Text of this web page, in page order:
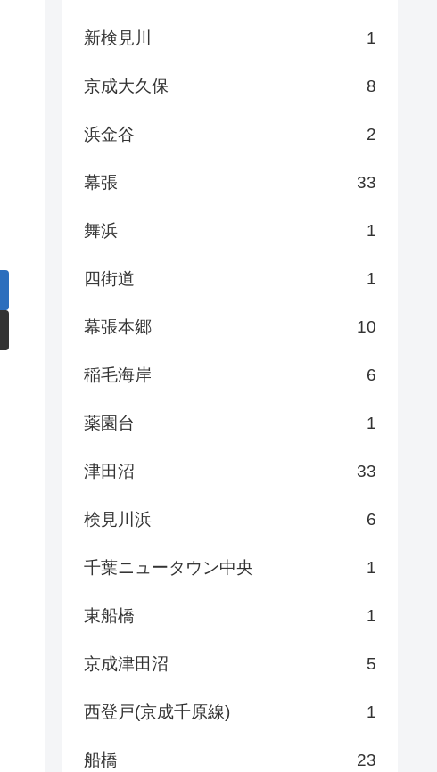
新検見川 1
京成大久保 8
浜金谷 2
幕張 33
舞浜 1
四街道 1
幕張本郷 10
稲毛海岸 6
薬園台 1
津田沼 33
検見川浜 6
千葉ニュータウン中央 1
東船橋 1
京成津田沼 5
西登戸(京成千原線) 1
船橋 23